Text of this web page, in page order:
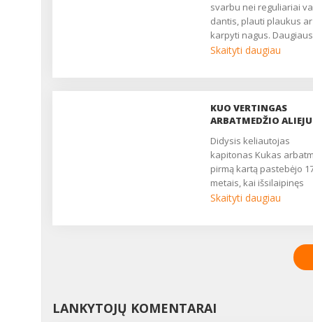
svarbu nei reguliariai
dantis, plauti plaukus ar
karpyti nagus.
ausų priežiūros
siera. Šių išskyrų kiekis
individualus: vieniems
niekada nesikaupia, tuo
tarpu kitų ausyse
susidaro kas du trys
mėnesiai.
jog ausies siera tik
ausų landas (nuo
iki išorinės ausies) nuo
dulkių, bakterijų ir kitų
turi būti, tik, žinoma, ne
daug....
Skaityti daugiau
KUO VERTINGAS
ARBATMEDŽIO
Didysis keliautojas
kapitonas Kukas
pirmą kartą pastebėjo
metais, kai išsilaipinęs
Botaniko paplūdimyje iš
kelionės bei ligų, išgėrę
arbatos, pajuto, kad
augalo gydomąsias
Skaityti daugiau
LANKYTOJŲ KOMENTARAI